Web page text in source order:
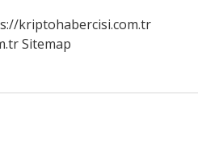
kriptohabercisi.com.tr
Sitemap